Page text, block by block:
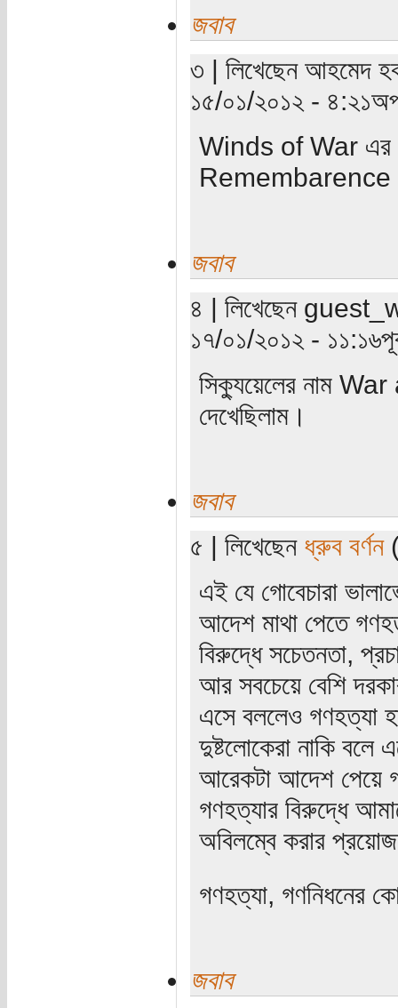
জবাব
৩ | লিখেছেন আহমেদ
১৫/০১/২০১২ -
Winds of War এর
Remembarence
জবাব
৪ | লিখেছেন
১৭/০১/২০১২ -
সিক্যুয়েলের নাম
দেখেছিলাম।
জবাব
৫ | লিখেছেন ধ্রুব বর্ণন
এই যে গোবেচারা
আদেশ মাথা পেতে
বিরুদ্ধে সচেতনতা,
আর সবচেয়ে বেশি
এসে বললেও গণহত্যা
দুষ্টলোকেরা নাকি
আরেকটা আদেশ পেয়ে
গণহত্যার বিরুদ্ধে
অবিলম্বে করার
গণহত্যা, গণনিধনের
জবাব